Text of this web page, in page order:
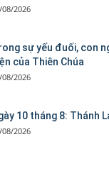
08/2026
sự yếu đuối, con
của Thiên Chúa
08/2026
10 tháng 8: Thánh
08/2026